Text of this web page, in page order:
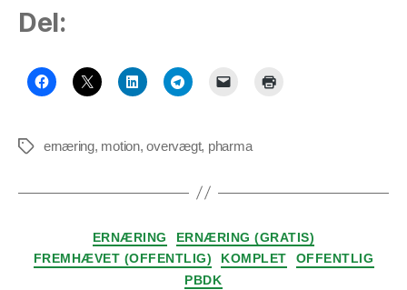
Del:
Tagsernæring, motion,overvægt, pharma
Kategorier
ERNÆRING
ERNÆRING (GRATIS)
FREMHÆVET (OFFENTLIG)
KOMPLET
OFFENTLIG
PBDK